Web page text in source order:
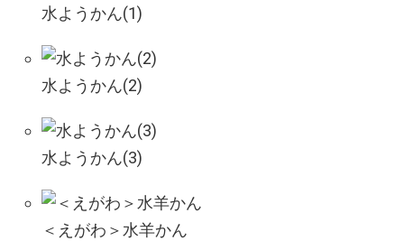
水ようかん(1)
水ようかん(2)
水ようかん(3)
＜えがわ＞水羊かん